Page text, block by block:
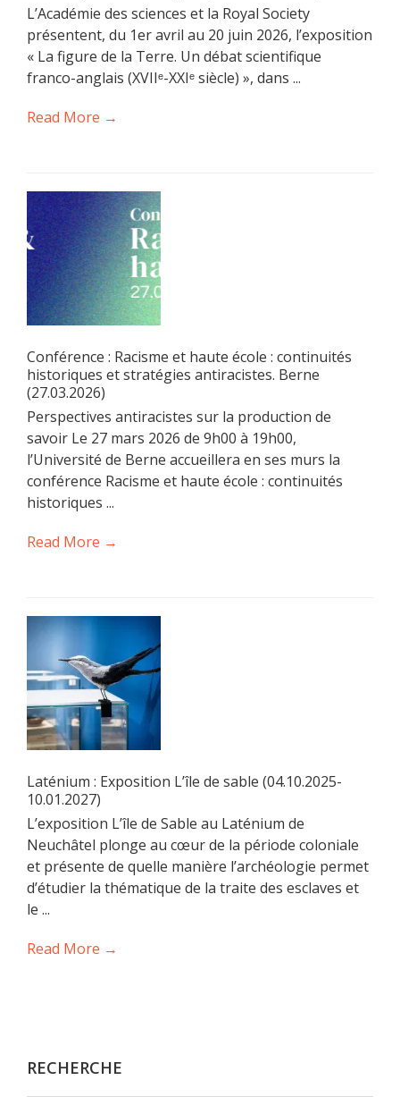
L’Académie des sciences et la Royal Society
présentent, du 1er avril au 20 juin 2026, l’exposition
« La figure de la Terre. Un débat scientifique
franco-anglais (XVIIᵉ-XXIᵉ siècle) », dans ...
Read More →
Conférence : Racisme et haute école : continuités
historiques et stratégies antiracistes. Berne
(27.03.2026)
Perspectives antiracistes sur la production de
savoir Le 27 mars 2026 de 9h00 à 19h00,
l’Université de Berne accueillera en ses murs la
conférence Racisme et haute école : continuités
historiques ...
Read More →
Laténium : Exposition L’île de sable (04.10.2025-
10.01.2027)
L’exposition L’île de Sable au Laténium de
Neuchâtel plonge au cœur de la période coloniale
et présente de quelle manière l’archéologie permet
d’étudier la thématique de la traite des esclaves et
le ...
Read More →
RECHERCHE